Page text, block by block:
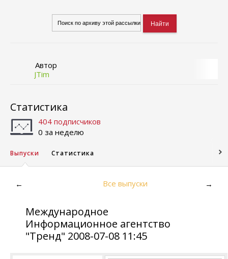
Автор
JTim
Статистика
404 подписчиков
0 за неделю
Выпуски Статистика
← Все выпуски →
Международное
Информационное агентство
"Тренд" 2008-07-08 11:45